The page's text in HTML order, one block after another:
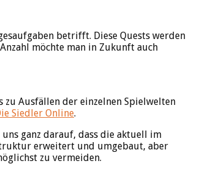
betrifft. Diese Quests werden
möchte man in Zukunft auch
zu Ausfällen der einzelnen Spielwelten
Siedler Online.
ganz darauf, dass die aktuell im
erweitert und umgebaut, aber
zu vermeiden.